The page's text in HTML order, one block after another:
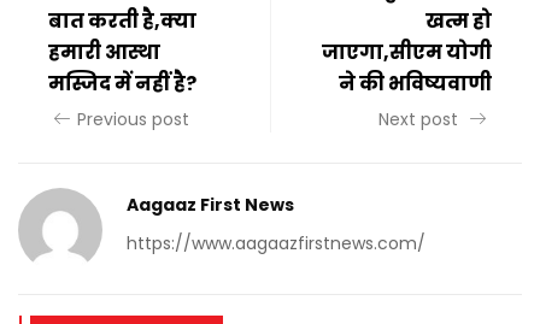
बात करती है,क्या
हमारी आस्था
मस्जिद में नहीं है?
Previous post
खत्म हो
जाएगा,सीएम योगी
ने की भविष्यवाणी
Next post
Aagaaz First News
https://www.aagaazfirstnews.com/